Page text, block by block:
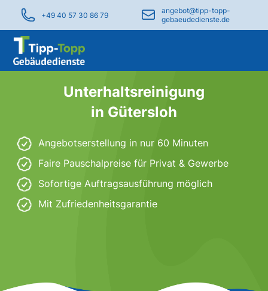
+49 40 57 30 86 79
angebot@tipp-topp-
gebaeudedienste.de
Unterhaltsreinigung
in Gütersloh
Angebotserstellung in nur 60 Minuten
Faire Pauschalpreise für Privat & Gewerbe
Sofortige Auftragsausführung möglich
Mit Zufriedenheitsgarantie